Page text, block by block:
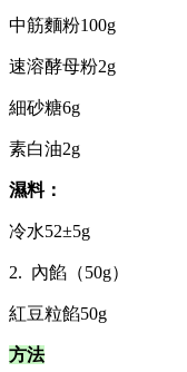
中筋麵粉100g
速溶酵母粉2g
細砂糖6g
素白油2g
濕料：
冷水52±5g
2. 內餡（50g）
紅豆粒餡50g
方法